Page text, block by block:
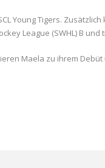
Young Tigers.
League (SWHL) B
Maela zu ihrem